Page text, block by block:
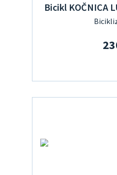
Bicikl KOČNICA